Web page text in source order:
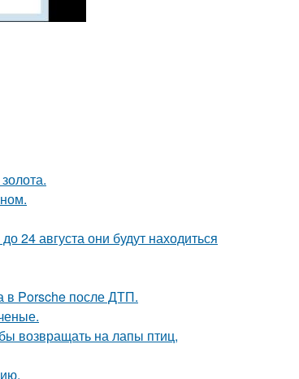
24 августа они будут находиться
в Porsche после ДТП.
возвращать на лапы птиц,